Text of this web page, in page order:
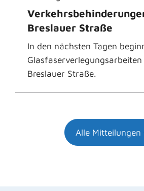
Breslauer Straße
In den nächsten Tagen
Breslauer Straße.
Alle Mitteilungen